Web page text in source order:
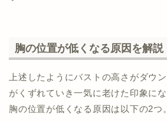
胸の位置が低くなる原因を解説
上述したようにバストの高さがダウ
がくずれていき一気に老けた印象にな
胸の位置が低くなる原因は以下の2つ。